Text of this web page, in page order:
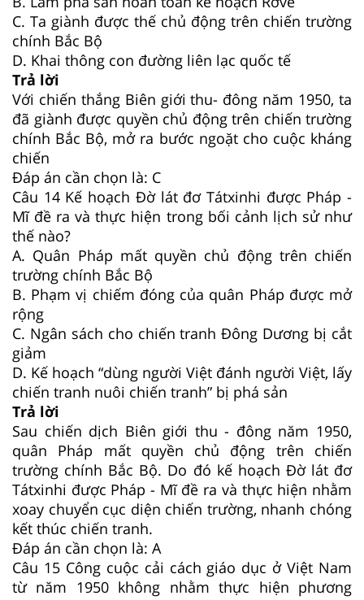
C. Ta giành được thế chủ động trên chiến trường
chính Bắc Bộ
D. Khai thông con đường liên lạc quốc tế
Trả lời
Với chiến thắng Biên giới thu- đông năm 1950, ta
đã giành được quyền chủ động trên chiến trường
chính Bắc Bộ, mở ra bước ngoặt cho cuộc kháng
chiến
Đáp án cần chọn là: C
Câu 14 Kế hoạch Đờ lát đơ Tátxinhi được Pháp -
Mĩ đề ra và thực hiện trong bối cảnh lịch sử như
thế nào?
A. Quân Pháp mất quyền chủ động trên chiến
trường chính Bắc Bộ
B. Phạm vị chiếm đóng của quân Pháp được mở
rộng
C. Ngân sách cho chiến tranh Đông Dương bị cắt
giảm
D. Kế hoạch “dùng người Việt đánh người Việt, lấy
chiến tranh nuôi chiến tranh” bị phá sản
Trả lời
Sau chiến dịch Biên giới thu - đông năm 1950,
quân Pháp mất quyền chủ động trên chiến
trường chính Bắc Bộ. Do đó kế hoạch Đờ lát đơ
Tátxinhi được Pháp - Mĩ đề ra và thực hiện nhằm
xoay chuyển cục diện chiến trường, nhanh chóng
kết thúc chiến tranh.
Đáp án cần chọn là: A
Câu 15 Công cuộc cải cách giáo dục ở Việt Nam
từ năm 1950 không nhằm thực hiện phương